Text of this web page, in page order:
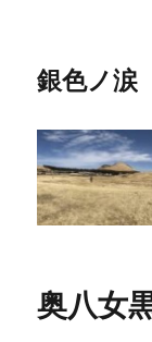
銀色ノ涙
奥八女